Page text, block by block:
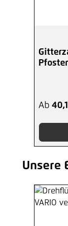
Ab
Unsere